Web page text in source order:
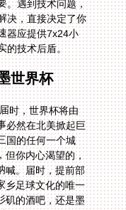
的技术后盾。
世界杯
时，世界杯将由
然在北美掀起巨
国的任何一个城
你内心渴望的，
。届时，提前部
足球文化的唯一
的酒吧，还是墨
“穿越”回国，在
国内同胞同频共